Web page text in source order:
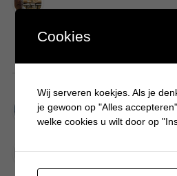
Simpele DIY: Maak een
Cookies
Wij serveren koekjes. Als je
je gewoon op "Alles
welke cookies u wilt door op